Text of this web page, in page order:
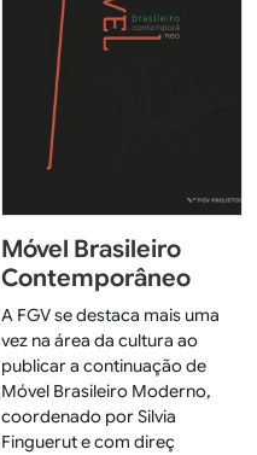
Móvel Brasileiro
Contemporâneo
A FGV se destaca mais uma
vez na área da cultura ao
publicar a continuação de
Móvel Brasileiro Moderno,
coordenado por Silvia
Finguerut e com direç